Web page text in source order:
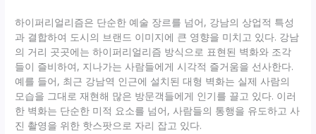
하이퍼리얼리즘은 단순한 예술 장르를 넘어, 강남의 상업적 특성
과 결합하여 도시의 브랜드 이미지에 큰 영향을 미치고 있다. 강남
의 거리 곳곳에는 하이퍼리얼리즘 방식으로 표현된 벽화와 조각
들이 즐비하여, 지나가는 사람들에게 시각적 즐거움을 선사한다.
예를 들어, 최근 강남역 인근에 설치된 대형 벽화는 실제 사람의
모습을 그대로 재현해 많은 방문객들에게 인기를 끌고 있다. 이러
한 벽화는 단순한 미적 요소를 넘어, 사람들의 통행을 유도하고 사
진 촬영을 위한 핫스팟으로 자리 잡고 있다.